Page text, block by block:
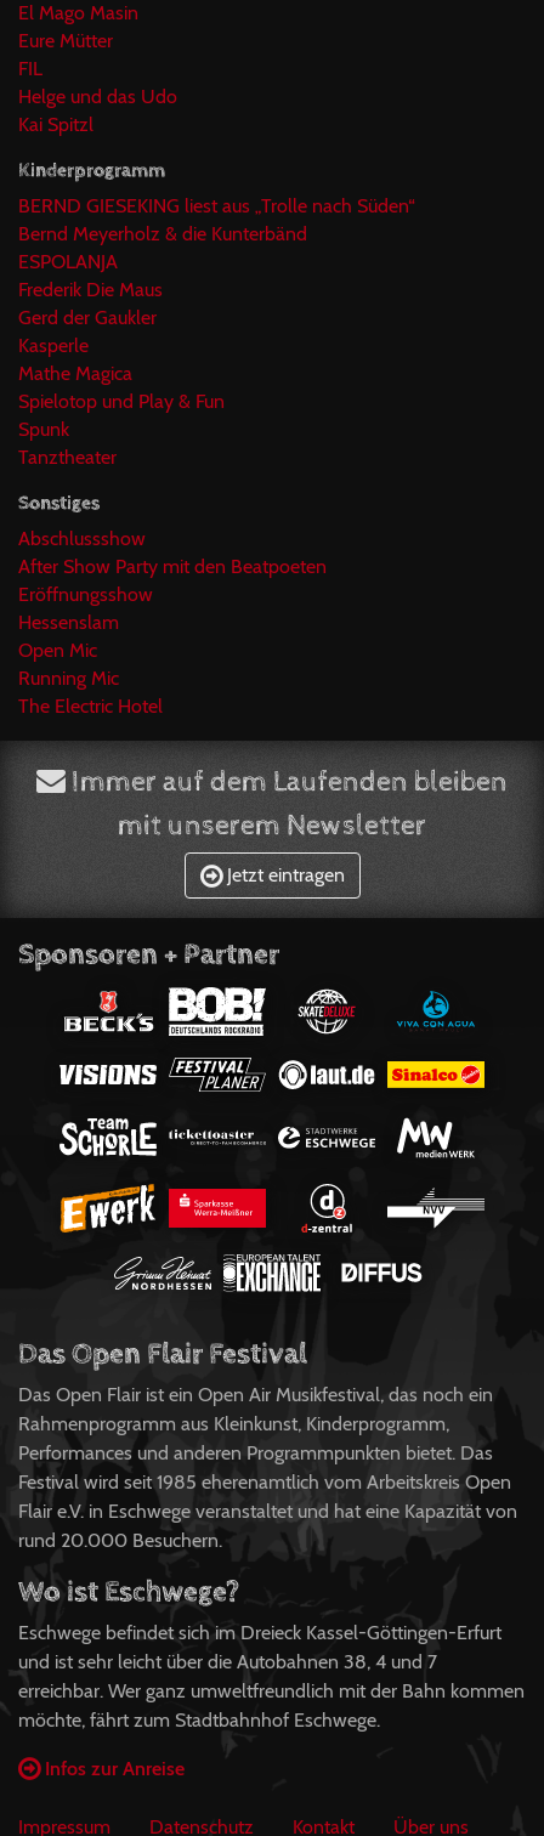
El Mago Masin
Eure Mütter
FIL
Helge und das Udo
Kai Spitzl
Kinderprogramm
BERND GIESEKING liest aus „Trolle nach Süden“
Bernd Meyerholz & die Kunterbänd
ESPOLANJA
Frederik Die Maus
Gerd der Gaukler
Kasperle
Mathe Magica
Spielotop und Play & Fun
Spunk
Tanztheater
Sonstiges
Abschlussshow
After Show Party mit den Beatpoeten
Eröffnungsshow
Hessenslam
Open Mic
Running Mic
The Electric Hotel
Immer auf dem Laufenden bleiben
mit unserem Newsletter
Jetzt eintragen
Sponsoren + Partner
Das Open Flair Festival
Das Open Flair ist ein Open Air Musikfestival, das noch ein
Rahmenprogramm aus Kleinkunst, Kinderprogramm,
Performances und anderen Programmpunkten bietet. Das
Festival wird seit 1985 eherenamtlich vom Arbeitskreis Open
Flair e.V. in Eschwege veranstaltet und hat eine Kapazität von
rund 20.000 Besuchern.
Wo ist Eschwege?
Eschwege befindet sich im Dreieck Kassel-Göttingen-Erfurt
und ist sehr leicht über die Autobahnen 38, 4 und 7
erreichbar. Wer ganz umweltfreundlich mit der Bahn kommen
möchte, fährt zum Stadtbahnhof Eschwege.
Infos zur Anreise
Impressum Datenschutz Kontakt Über uns